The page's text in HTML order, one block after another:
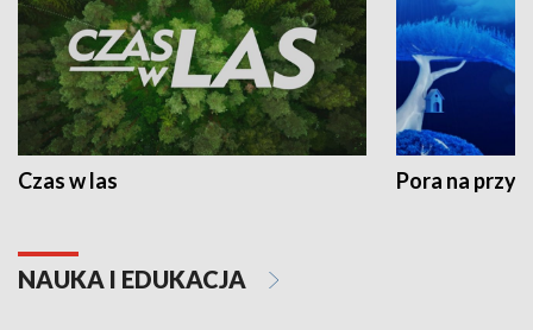
Czas w las Pora na
NAUKA I EDUKACJA